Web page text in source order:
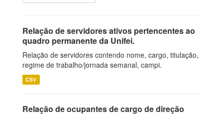
Relação de servidores ativos pertencentes ao
quadro permanente da Unifei.
Relação de servidores contendo nome, cargo, titulação,
regime de trabalho/jornada semanal, campi.
CSV
Relação de ocupantes de cargo de direção